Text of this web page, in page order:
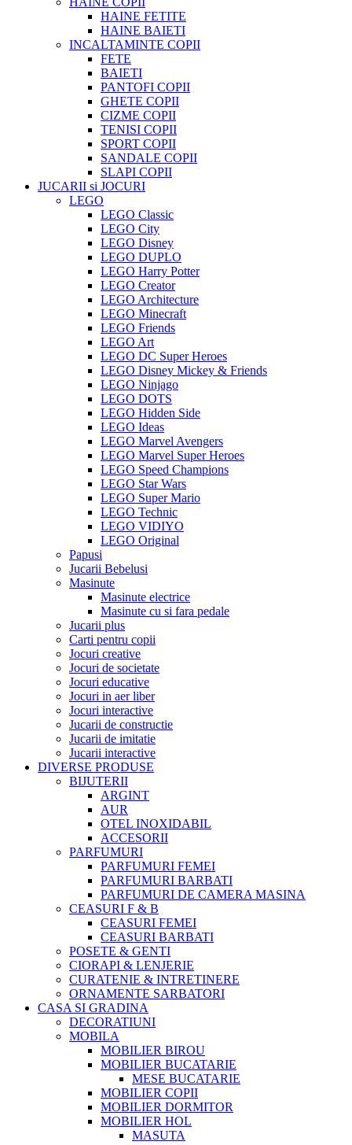
HAINE FETITE
HAINE BAIETI
INCALTAMINTE COPII
FETE
BAIETI
PANTOFI COPII
GHETE COPII
CIZME COPII
TENISI COPII
SPORT COPII
SANDALE COPII
SLAPI COPII
JUCARII si JOCURI
LEGO
LEGO Classic
LEGO City
LEGO Disney
LEGO DUPLO
LEGO Harry Potter
LEGO Creator
LEGO Architecture
LEGO Minecraft
LEGO Friends
LEGO Art
LEGO DC Super Heroes
LEGO Disney Mickey & Friends
LEGO Ninjago
LEGO DOTS
LEGO Hidden Side
LEGO Ideas
LEGO Marvel Avengers
LEGO Marvel Super Heroes
LEGO Speed Champions
LEGO Star Wars
LEGO Super Mario
LEGO Technic
LEGO VIDIYO
LEGO Original
Papusi
Jucarii Bebelusi
Masinute
Masinute electrice
Masinute cu si fara pedale
Jucarii plus
Carti pentru copii
Jocuri creative
Jocuri de societate
Jocuri educative
Jocuri in aer liber
Jocuri interactive
Jucarii de constructie
Jucarii de imitatie
Jucarii interactive
DIVERSE PRODUSE
BIJUTERII
ARGINT
AUR
OTEL INOXIDABIL
ACCESORII
PARFUMURI
PARFUMURI FEMEI
PARFUMURI BARBATI
PARFUMURI DE CAMERA MASINA
CEASURI F & B
CEASURI FEMEI
CEASURI BARBATI
POSETE & GENTI
CIORAPI & LENJERIE
CURATENIE & INTRETINERE
ORNAMENTE SARBATORI
CASA SI GRADINA
DECORATIUNI
MOBILA
MOBILIER BIROU
MOBILIER BUCATARIE
MESE BUCATARIE
MOBILIER COPII
MOBILIER DORMITOR
MOBILIER HOL
MASUTA